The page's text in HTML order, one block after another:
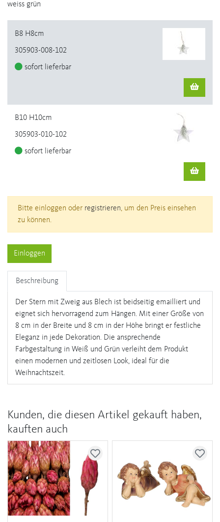
weiss grün
B8 H8cm
305903-008-102
sofort lieferbar
B10 H10cm
305903-010-102
sofort lieferbar
Bitte einloggen oder registrieren, um den Preis einsehen
zu können.
Einloggen
Beschreibung
Der Stern mit Zweig aus Blech ist beidseitig emailliert und
eignet sich hervorragend zum Hängen. Mit einer Größe von
8 cm in der Breite und 8 cm in der Höhe bringt er festliche
Eleganz in jede Dekoration. Die ansprechende
Farbgestaltung in Weiß und Grün verleiht dem Produkt
einen modernen und zeitlosen Look, ideal für die
Weihnachtszeit.
Kunden, die diesen Artikel gekauft haben,
kauften auch